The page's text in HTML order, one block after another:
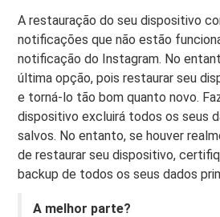
A restauração do seu dispositivo
notificações que não estão
notificação do Instagram. No
última opção, pois restaurar seu
e torná-lo tão bom quanto novo.
dispositivo excluirá todos os seus
salvos. No entanto, se houver
de restaurar seu dispositivo,
backup de todos os seus dados
A melhor parte?